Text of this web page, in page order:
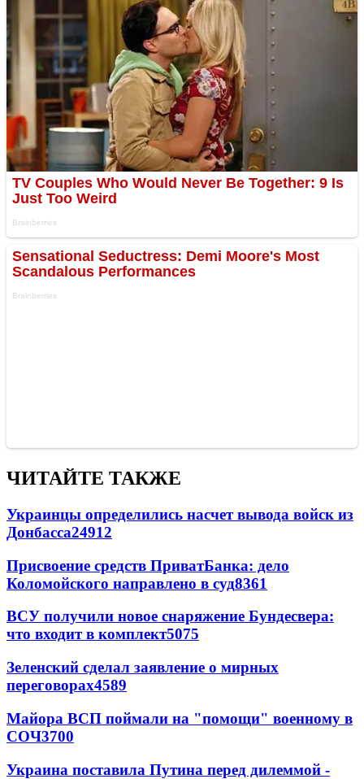
ЧИТАЙТЕ ТАКЖЕ
Украинцы определились насчет вывода войск из
Донбасса24912
Присвоение средств ПриватБанка: дело
Коломойского направлено в суд8361
ВСУ получили новое снаряжение Бундесвера:
что входит в комплект5075
Зеленский сделал заявление о мирных
переговорах4589
Майора ВСП поймали на "помощи" военному в
СОЧ3700
Украина поставила Путина перед дилеммой -